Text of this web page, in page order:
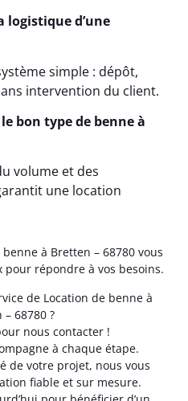
d’une
simple : dépôt,
intervention du client.
bon type de benne à
volume et des
une location
à Bretten – 68780 vous
pour répondre à vos besoins.
de Location de benne à
68780 ?
nous contacter !
à chaque étape.
de votre projet, nous vous
fiable et sur mesure.